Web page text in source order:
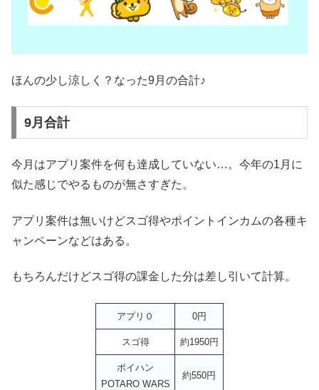
ほんの少し涼しく？なった9月の合計♪
9月合計
今月はアプリ案件を何も達成していない…。今年の1月に
似た感じでやるものが無さすぎた。
アプリ案件は無いけどスゴ得やポイントインカムの各種キ
ャンペーンなどはある。
もちろんだけどスゴ得の課金した分は差し引いて計算。
アプリ０ 0円
スゴ得 約1950円
ポイハン
POTARO WARS
約550円